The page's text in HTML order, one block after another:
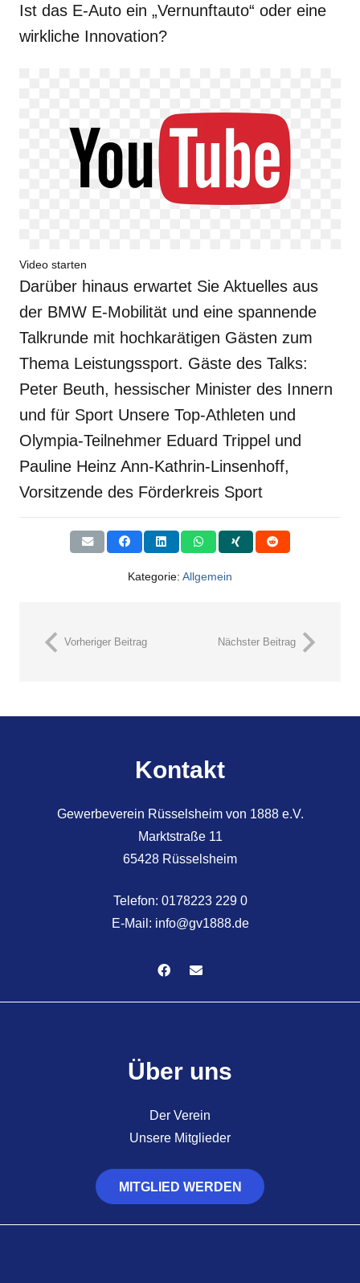
Ist das E-Auto ein „Vernunftauto“ oder eine
wirkliche Innovation?
Video starten
Darüber hinaus erwartet Sie Aktuelles aus
der BMW E-Mobilität und eine spannende
Talkrunde mit hochkarätigen Gästen zum
Thema Leistungssport. Gäste des Talks:
Peter Beuth, hessischer Minister des Innern
und für Sport Unsere Top-Athleten und
Olympia-Teilnehmer Eduard Trippel und
Pauline Heinz Ann-Kathrin-Linsenhoff,
Vorsitzende des Förderkreis Sport
Kategorie: Allgemein
Vorheriger Beitrag Nächster Beitrag
Kontakt
Gewerbeverein Rüsselsheim von 1888 e.V.
Marktstraße 11
65428 Rüsselsheim
Telefon: 0178223 229 0
E-Mail: info@gv1888.de
Über uns
Der Verein
Unsere Mitglieder
MITGLIED WERDEN